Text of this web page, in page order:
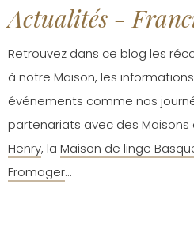
Actualités -
Retrouvez dans ce blog les
à notre Maison, les
événements comme nos
partenariats avec des
Henry, la Maison de linge
Fromager…